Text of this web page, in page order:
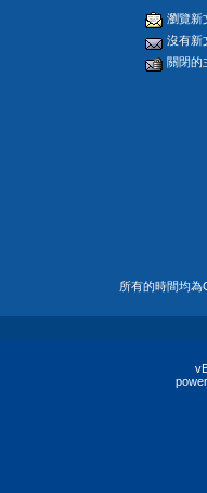
瀏覽新
沒有新
關閉的
所有的時間均為